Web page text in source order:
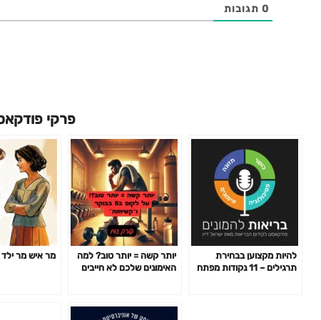
0 תגובות
פרקי
להיות מקצוען בבחירת
תרגילים – 11 נקודות מפתח
יותר קשה = יותר טוב? למה
האימונים שלכם לא חייבים
מר איש מר ילד